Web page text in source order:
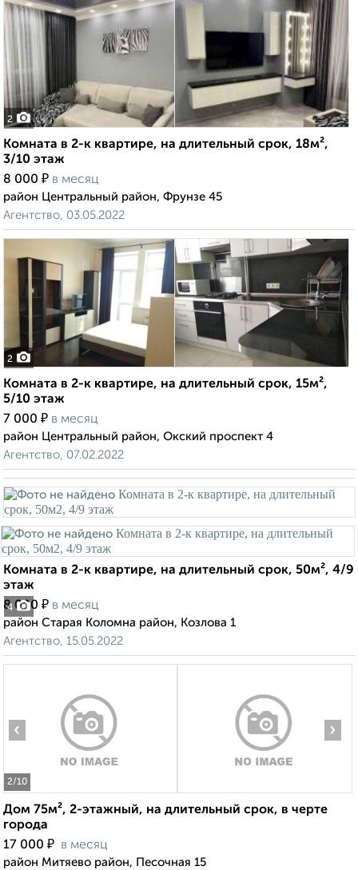
2
Комната в 2-к квартире, на длительный срок, 18м²,
3/10 этаж
8 000 ₽ в месяц
район Центральный район, Фрунзе 45
Агентство, 03.05.2022
2
Комната в 2-к квартире, на длительный срок, 15м²,
5/10 этаж
7 000 ₽ в месяц
район Центральный район, Окский проспект 4
Агентство, 07.02.2022
4
Комната в 2-к квартире, на длительный срок, 50м², 4/9
этаж
8 000 ₽ в месяц
район Старая Коломна район, Козлова 1
Агентство, 15.05.2022
2/10
‹ ›
Дом 75м², 2-этажный, на длительный срок, в черте
города
17 000 ₽ в месяц
район Митяево район, Песочная 15